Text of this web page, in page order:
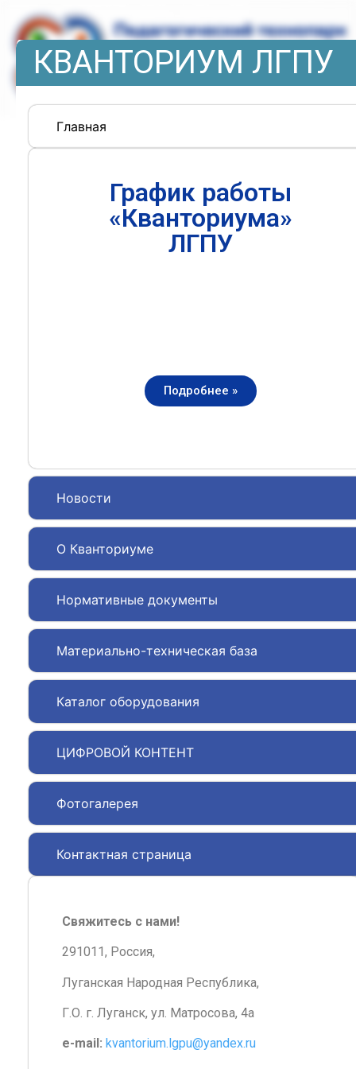
КВАНТОРИУМ ЛГПУ
Главная
Новости
О Кванториуме
Нормативные документы
Материально-техническая база
Каталог оборудования
ЦИФРОВОЙ КОНТЕНТ
Фотогалерея
Контактная страница
График работы
«Кванториума»
ЛГПУ
Подробнее »
Свяжитесь с нами!
291011, Россия,
Луганская Народная Республика,
Г.О. г. Луганск, ул. Матросова, 4а
e-mail: kvantorium.lgpu@yandex.ru